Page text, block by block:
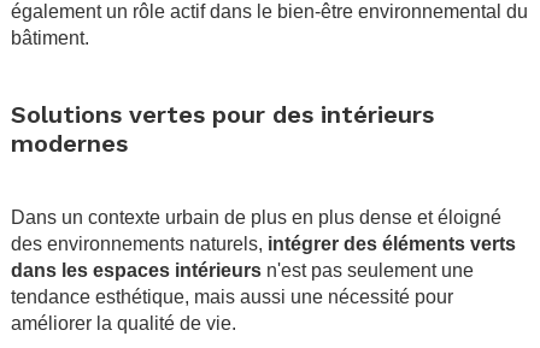
également un rôle actif dans le bien-être environnemental du
bâtiment.
Solutions vertes pour des intérieurs
modernes
Dans un contexte urbain de plus en plus dense et éloigné
des environnements naturels, intégrer des éléments verts
dans les espaces intérieurs n'est pas seulement une
tendance esthétique, mais aussi une nécessité pour
améliorer la qualité de vie.